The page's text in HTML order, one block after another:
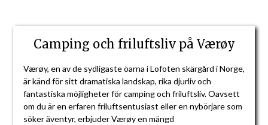
Camping och friluftsliv på Værøy
Værøy, en av de sydligaste öarna i Lofoten skärgård i Norge,
är känd för sitt dramatiska landskap, rika djurliv och
fantastiska möjligheter för camping och friluftsliv. Oavsett
om du är en erfaren friluftsentusiast eller en nybörjare som
söker äventyr, erbjuder Værøy en mängd